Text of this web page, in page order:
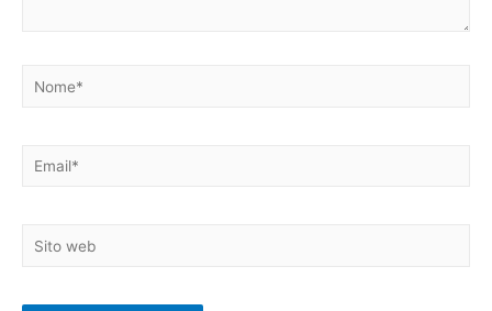
Nome*
Email*
Sito